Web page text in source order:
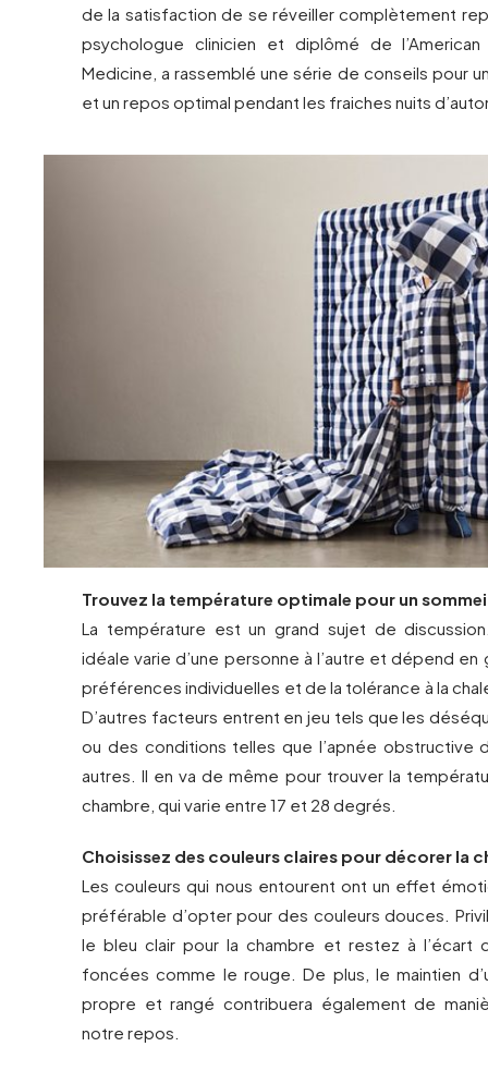
de la satisfaction de se réveiller complètement
psychologue clinicien et diplômé de
Medicine, a rassemblé une série de conseils pour
et un repos optimal pendant les fraiches nuits
Trouvez la température optimale pour un
La température est un grand sujet de
idéale varie d’une personne à l’autre et dépend
préférences individuelles et de la tolérance à la
D’autres facteurs entrent en jeu tels que les
ou des conditions telles que l’apnée obstructive
autres. Il en va de même pour trouver la
chambre, qui varie entre 17 et 28 degrés.
Choisissez des couleurs claires pour décorer la
Les couleurs qui nous entourent ont un effet
préférable d’opter pour des couleurs douces.
le bleu clair pour la chambre et restez à l’écart
foncées comme le rouge. De plus, le maintien
propre et rangé contribuera également de
notre repos.